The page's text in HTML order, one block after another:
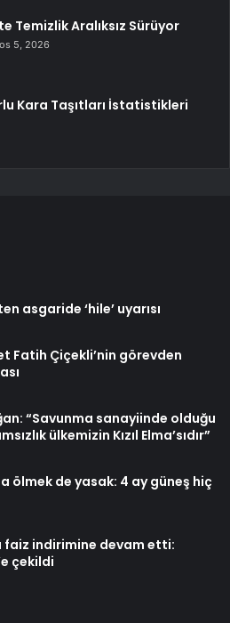
Temizlik Aralıksız Sürüyor
5, 2026
Kara Taşıtları İstatistikleri
asgaride ‘hile’ uyarısı
Fatih Çiçekli’nin görevden
“Savunma sanayiinde olduğu
ülkemizin Kızıl Elma’sıdır”
ölmek de yasak: 4 ay güneş hiç
faiz indirimine devam etti:
çekildi